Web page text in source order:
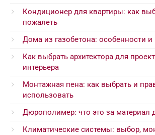
Кондиционер для квартиры: как
пожалеть
Дома из газобетона: особенности
Как выбрать архитектора для
интерьера
Монтажная пена: как выбрать и
использовать
Дюрополимер: что это за материал
Климатические системы: выбор,